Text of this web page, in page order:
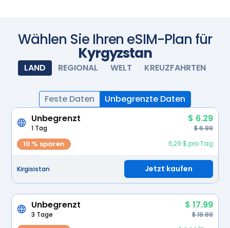
Scannen Sie mit Ihrer Kamera
Wählen Sie Ihren eSIM-Plan für
Kyrgyzstan
LAND REGIONAL WELT KREUZFAHRTEN
Feste Daten
Unbegrenzte Daten
Unbegrenzt
$ 6.29
1 Tag $ 6.99
10 % sparen 6,29 $ pro Tag
Kirgisistan Jetzt kaufen
Unbegrenzt $ 17.99
3 Tage $ 19.99